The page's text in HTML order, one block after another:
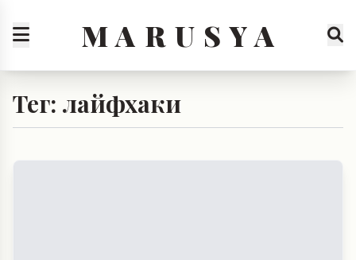
M A R U S Y A
Тег: лайфхаки